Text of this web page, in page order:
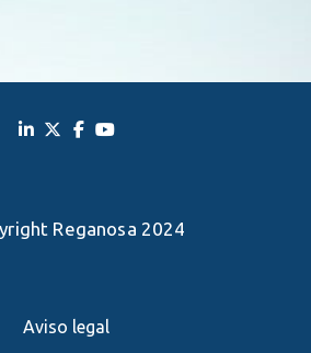
Aviso legal
Reganosa 2024